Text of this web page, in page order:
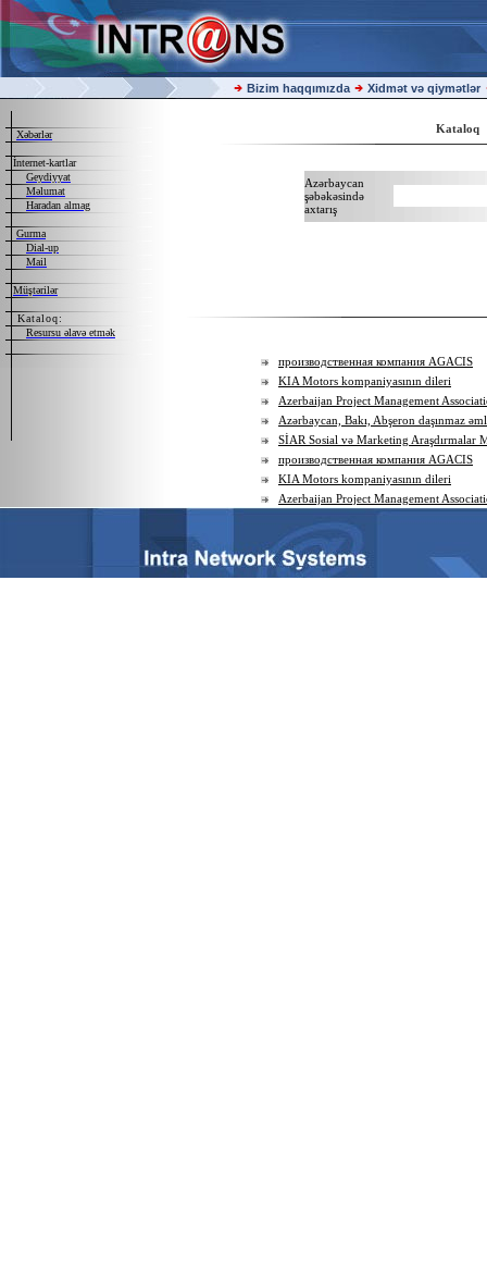
Bizim haqqımızda Xidmət və qiymətlər
Xəbərlər
İnternet-kartlar
Geydiyyat
Məlumat
Haradan almag
Gurma
Dial-up
Mail
Müştərilər
Kataloq:
Resursu əlavə etmək
Kataloq
Azərbaycan
şəbəkəsində
axtarış
производственная компания AGACIS
KIA Motors kompaniyasının dileri
Azerbaijan Project Management
Azərbaycan, Bakı, Abşeron daşınmaz
SİAR Sosial və Marketing Araşdırmalar
производственная компания AGACIS
KIA Motors kompaniyasının dileri
Azerbaijan Project Management